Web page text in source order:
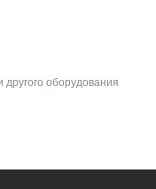
оборудования